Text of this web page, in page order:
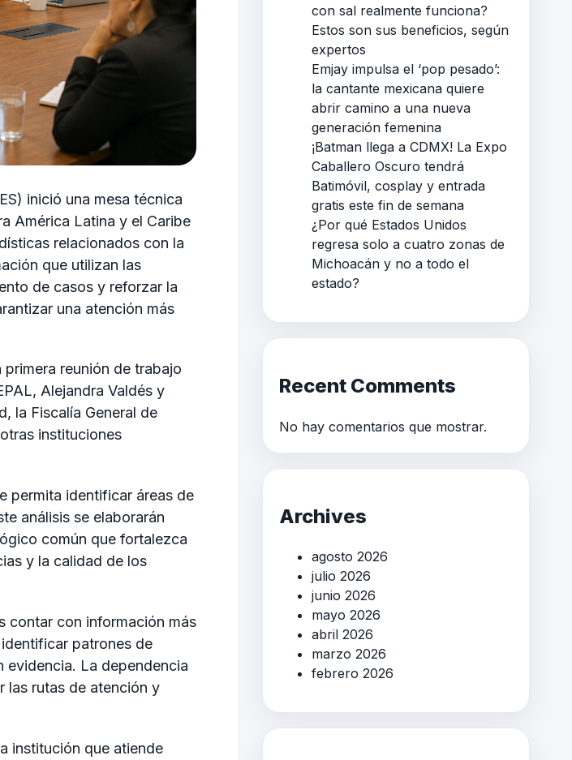
inició una mesa técnica
América Latina y el Caribe
relacionados con la
que utilizan las
de casos y reforzar la
una atención más
reunión de trabajo
Alejandra Valdés y
la Fiscalía General de
instituciones
permita identificar áreas de
análisis se elaborarán
común que fortalezca
y la calidad de los
contar con información más
patrones de
evidencia. La dependencia
las rutas de atención y
institución que atiende
con sal realmente funciona?
Estos son sus beneficios, según
expertos
Emjay impulsa el ‘pop pesado’:
la cantante mexicana quiere
abrir camino a una nueva
generación femenina
¡Batman llega a CDMX! La Expo
Caballero Oscuro tendrá
Batimóvil, cosplay y entrada
gratis este fin de semana
¿Por qué Estados Unidos
regresa solo a cuatro zonas de
Michoacán y no a todo el
estado?
Recent Comments
No hay comentarios que mostrar.
Archives
agosto 2026
julio 2026
junio 2026
mayo 2026
abril 2026
marzo 2026
febrero 2026